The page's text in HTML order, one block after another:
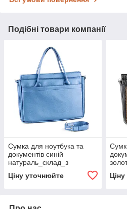
Подібні товари компанії
Сумка для ноутбука та
документів синій
натураль_склад_з
Ціну уточнюйте